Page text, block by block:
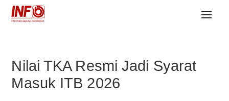
Nilai TKA Resmi Jadi Syarat
Masuk ITB 2026